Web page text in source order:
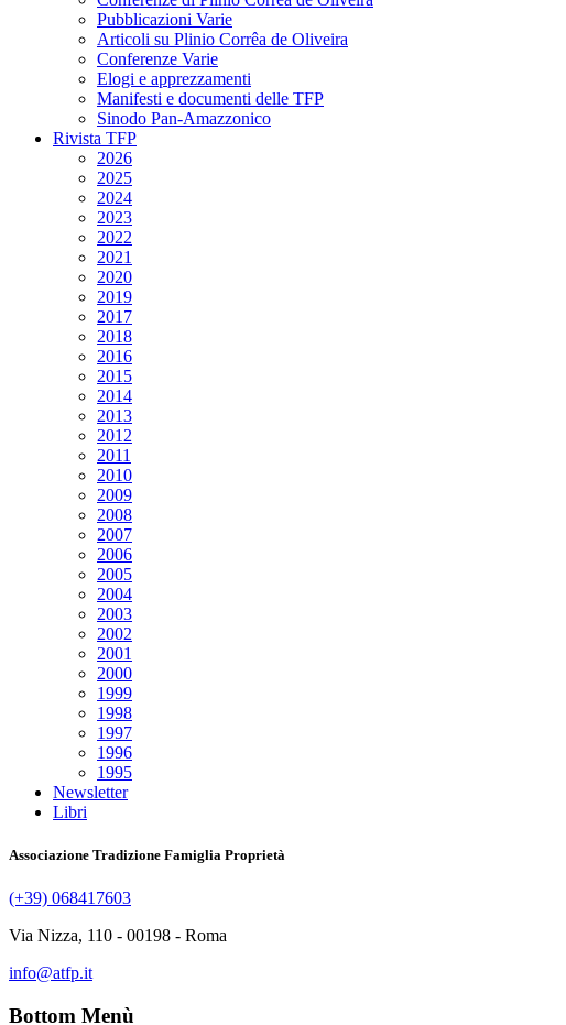
Pubblicazioni Varie
Articoli su Plinio Corrêa de Oliveira
Conferenze Varie
Elogi e apprezzamenti
Manifesti e documenti delle TFP
Sinodo Pan-Amazzonico
Rivista TFP
2026
2025
2024
2023
2022
2021
2020
2019
2017
2018
2016
2015
2014
2013
2012
2011
2010
2009
2008
2007
2006
2005
2004
2003
2002
2001
2000
1999
1998
1997
1996
1995
Newsletter
Libri
Associazione Tradizione Famiglia Proprietà
(+39) 068417603
Via Nizza, 110 - 00198 - Roma
info@atfp.it
Bottom Menù